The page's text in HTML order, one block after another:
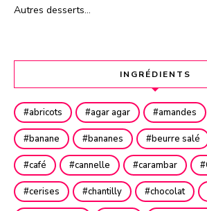
Autres desserts…
INGRÉDIENTS
abricots agar agar amandes
banane bananes beurre salé
café cannelle carambar
cerises chantilly chocolat